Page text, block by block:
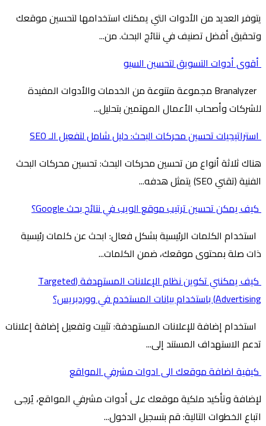
يتوفر العديد من الأدوات التي يمكنك استخدامها لتحسين موقعك
وتحقيق أفضل تصنيف في نتائج البحث. من...
أقوى أدوات التسويق لتحسين السيو
Branalyzer مجموعة متنوعة من الخدمات والأدوات المفيدة
للشركات وأصحاب الأعمال المهتمين بتحليل...
استراتيجيات تحسين محركات البحث: دليل شامل لتفعيل الـ SEO
هناك ثلاثة أنواع من تحسين محركات البحث: تحسين محركات البحث
الفنية (تقني SEO) يتمثل هدفه...
كيف يمكن تحسين ترتيب موقع الويب في نتائج بحث Google؟
استخدام الكلمات الرئيسية بشكل فعال: ابحث عن كلمات رئيسية
ذات صلة بمحتوى موقعك، ضمن الكلمات...
كيف يمكنني تكوين نظام الإعلانات المستهدفة (Targeted
Advertising) باستخدام بيانات المستخدم في ووردبريس؟
استخدام إضافة للإعلانات المستهدفة: تثبيت وتفعيل إضافة إعلانات
تدعم الاستهداف المستند إلى...
كيفية اضافة موقعك الى ادوات مشرفي المواقع
لإضافة وتأكيد ملكية موقعك على أدوات مشرفي المواقع، يُرجى
اتباع الخطوات التالية: قم بتسجيل الدخول...